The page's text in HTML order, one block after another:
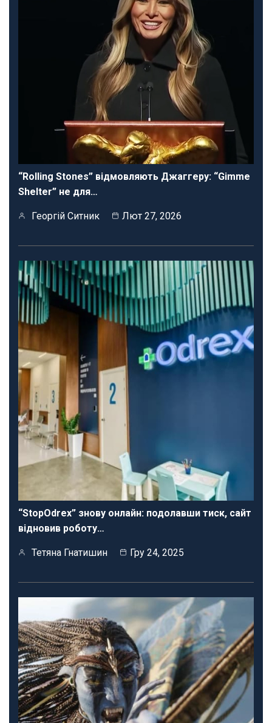
“Rolling Stones” відмовляють Джаггеру: “Gimme
Shelter” не для…
Георгій Ситник Лют 27, 2026
“StopOdrex” знову онлайн: подолавши тиск, сайт
відновив роботу…
Тетяна Гнатишин Гру 24, 2025